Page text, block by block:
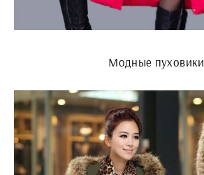
Модные пуховики